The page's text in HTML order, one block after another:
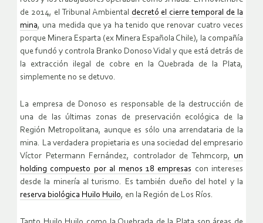
de 2014, el Tribunal Ambiental decretó el cierre temporal de la
mina, una medida que ya ha tenido que renovar cuatro veces
porque Minera Esparta (ex Minera Española Chile), la compañía
que fundó y controla Branko Donoso Vidal y que está detrás de
la extracción ilegal de cobre en la Quebrada de la Plata,
simplemente no se detuvo.
La empresa de Donoso es responsable de la destrucción de
una de las últimas zonas de preservación ecológica de la
Región Metropolitana, aunque es sólo una arrendataria de la
mina. La verdadera propietaria es una sociedad del empresario
Víctor Petermann Fernández, controlador de Tehmcorp, un
holding compuesto por al menos 18 empresas con intereses
desde la minería al turismo. Es también dueño del hotel y la
reserva biológica Huilo Huilo, en la Región de Los Ríos.